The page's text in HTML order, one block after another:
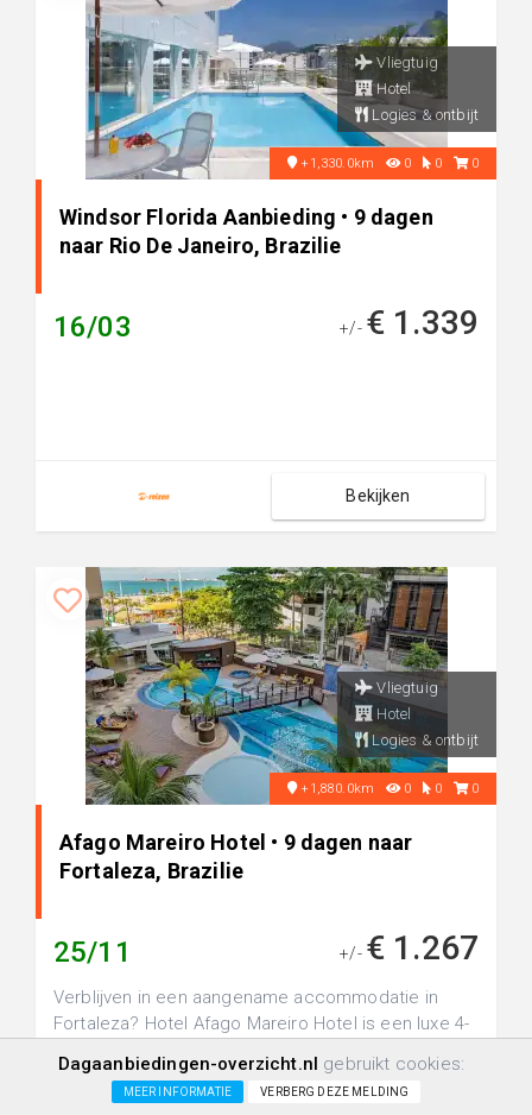
Vliegtuig
Hotel
Logies & ontbijt
+1,330.0km 0 0 0
Windsor Florida Aanbieding • 9 dagen
naar Rio De Janeiro, Brazilie
16/03 +/- € 1.339
Bekijken
Vliegtuig
Hotel
Logies & ontbijt
+1,880.0km 0 0 0
Afago Mareiro Hotel • 9 dagen naar
Fortaleza, Brazilie
25/11 +/- € 1.267
Verblijven in een aangename accommodatie in
Fortaleza? Hotel Afago Mareiro Hotel is een luxe 4-
Dagaanbiedingen-overzicht.nl gebruikt cookies:
MEER INFORMATIE VERBERG DEZE MELDING